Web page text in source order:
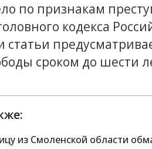
по признакам
кодекса
статьи
сроком до шести
из Смоленской области